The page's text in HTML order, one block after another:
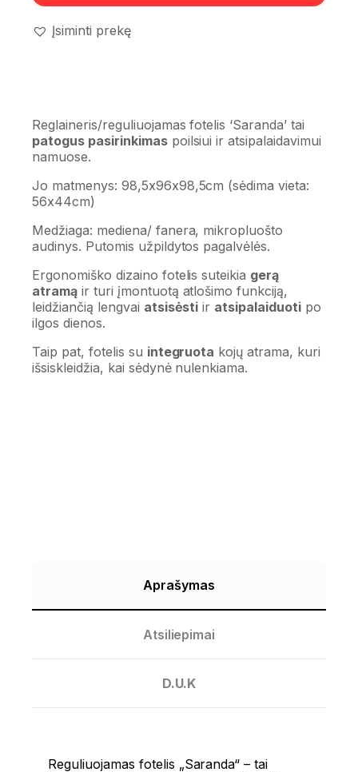
Įsiminti prekę
Reglaineris/reguliuojamas fotelis ‘Saranda’ tai
patogus pasirinkimaspoilsiui ir atsipalaidavimui
namuose.
Jo matmenys: 98,5x96x98,5cm (sėdima vieta:
56x44cm)
Medžiaga: mediena/ fanera, mikropluošto
audinys. Putomis užpildytos pagalvėlės.
Ergonomiško dizaino fotelis suteikia gerą
atramąir turi įmontuotą atlošimo funkciją,
leidžiančią lengvai atsisėsti ir atsipalaiduoti po
ilgos dienos.
Taip pat, fotelis su integruota kojų atrama, kuri
išsiskleidžia, kai sėdynė nulenkiama.
Aprašymas
Atsiliepimai
D.U.K
Reguliuojamas fotelis „Saranda“ – tai